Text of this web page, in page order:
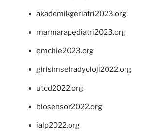
akademikgeriatri2023.org
marmarapediatri2023.org
emchie2023.org
girisimselradyoloji2022.org
utcd2022.org
biosensor2022.org
ialp2022.org